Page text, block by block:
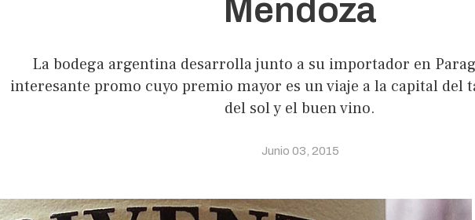
Mendoza
La bodega argentina desarrolla junto a su importador en
interesante promo cuyo premio mayor es un viaje a la capital del
del sol y el buen vino.
Junio 03, 2015